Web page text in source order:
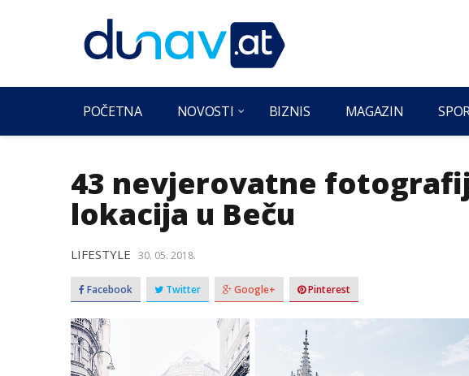
POČETNA NOVOSTI BIZNIS MAGAZIN
43 nevjerovatne
lokacija u Beču
LIFESTYLE 30. 05. 2018.
Facebook Twitter Google+ Pinterest